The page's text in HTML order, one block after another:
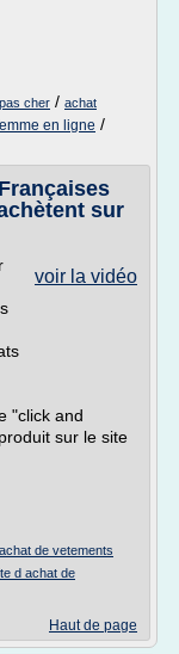
cher / achat
en ligne /
sur
voir la vidéo
"click and
sur le site
achat de vetements
d achat de
Haut de page